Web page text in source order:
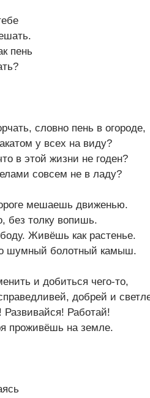
пень
словно пень в огороде,
у всех на виду?
в этой жизни не годен?
совсем не в ладу?
мешаешь движенью.
без толку вопишь.
Живёшь как растенье.
шумный болотный камыш.
и добиться чего-то,
добрей и
Развивайся! Работай!
проживёшь на земле.